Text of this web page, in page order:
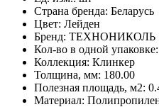
Страна бренда: Беларусь
Цвет: Лейден
Бренд: ТЕХНОНИКОЛЬ
Кол-во в одной упаковке:
Коллекция: Клинкер
Толщина, мм: 180.00
Полезная площадь, м2:
Материал: